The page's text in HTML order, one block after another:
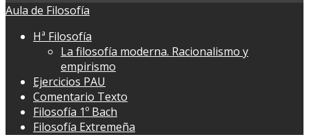
Aula de Filosofía
Hª Filosofía
La filosofía moderna. Racionalismo y
empirismo
Ejercicios PAU
Comentario Texto
Filosofía 1º Bach
Filosofía Extremeña